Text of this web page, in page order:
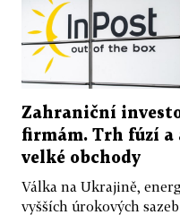
Zahraniční
firmám. Trh fúzí a
velké obchody
Válka na Ukrajině,
vyšších úrokových